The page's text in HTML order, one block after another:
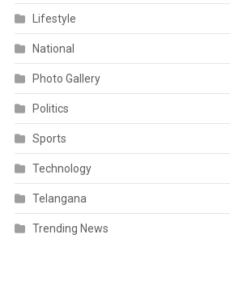
Lifestyle
National
Photo Gallery
Politics
Sports
Technology
Telangana
Trending News